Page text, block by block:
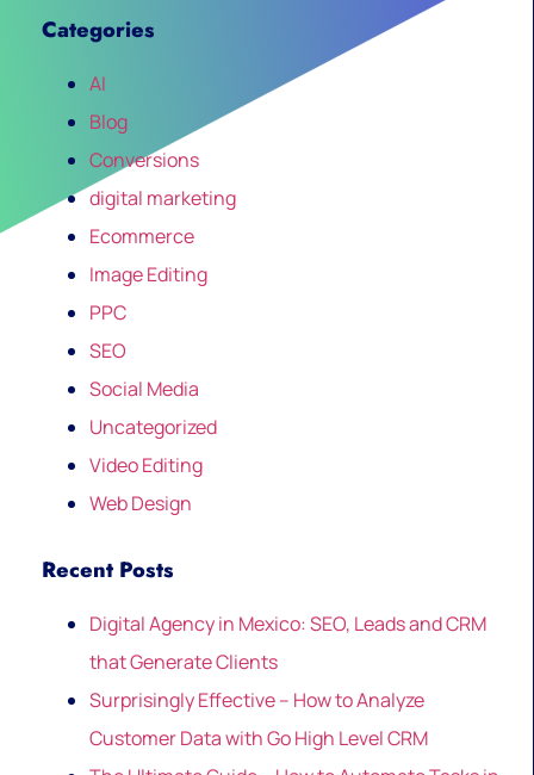
Categories
AI
Blog
Conversions
digital marketing
Ecommerce
Image Editing
PPC
SEO
Social Media
Uncategorized
Video Editing
Web Design
Recent Posts
Digital Agency in Mexico: SEO, Leads and CRM
that Generate Clients
Surprisingly Effective – How to Analyze
Customer Data with Go High Level CRM